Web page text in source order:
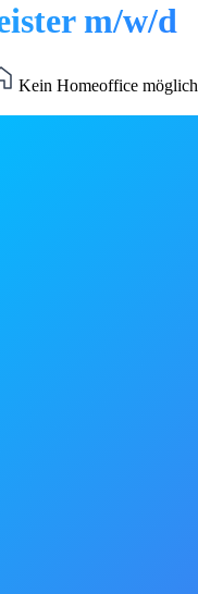
m/w/d
Kein Homeoffice möglich